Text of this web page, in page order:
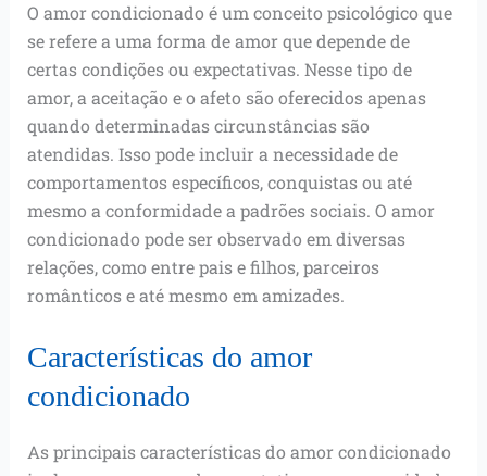
O amor condicionado é um conceito psicológico que
se refere a uma forma de amor que depende de
certas condições ou expectativas. Nesse tipo de
amor, a aceitação e o afeto são oferecidos apenas
quando determinadas circunstâncias são
atendidas. Isso pode incluir a necessidade de
comportamentos específicos, conquistas ou até
mesmo a conformidade a padrões sociais. O amor
condicionado pode ser observado em diversas
relações, como entre pais e filhos, parceiros
românticos e até mesmo em amizades.
Características do amor
condicionado
As principais características do amor condicionado